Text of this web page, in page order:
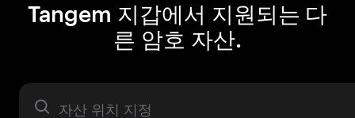
Tangem 지갑에서 지원되는 다
른 암호 자산.
자산 라벨